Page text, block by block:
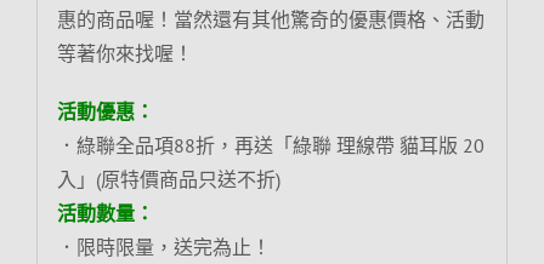
惠的商品喔！當然還有其他驚奇的優惠價格、活動
等著你來找喔！
活動優惠：
．綠聯全品項88折，再送「綠聯 理線帶 貓耳版 20
入」(原特價商品只送不折)
活動數量：
．限時限量，送完為止！